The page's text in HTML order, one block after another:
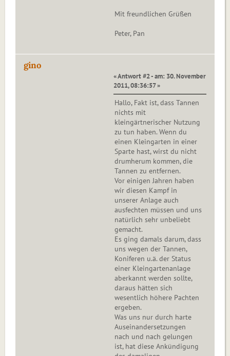
Mit freundlichen Grüßen
Peter, Pan
gino
« Antwort #2 - am: 30. November
2011, 08:36:57 »
Hallo, Fakt ist, dass Tannen
nichts mit
kleingärtnerischer Nutzung
zu tun haben. Wenn du
einen Kleingarten in einer
Sparte hast, wirst du nicht
drumherum kommen, die
Tannen zu entfernen.
Vor einigen Jahren haben
wir diesen Kampf in
unserer Anlage auch
ausfechten müssen und uns
natürlich sehr unbeliebt
gemacht.
Es ging damals darum, dass
uns wegen der Tannen,
Koniferen u.ä. der Status
einer Kleingartenanlage
aberkannt werden sollte,
daraus hätten sich
wesentlich höhere Pachten
ergeben.
Was uns nur durch harte
Auseinandersetzungen
nach und nach gelungen
ist, hat diese Ankündigung